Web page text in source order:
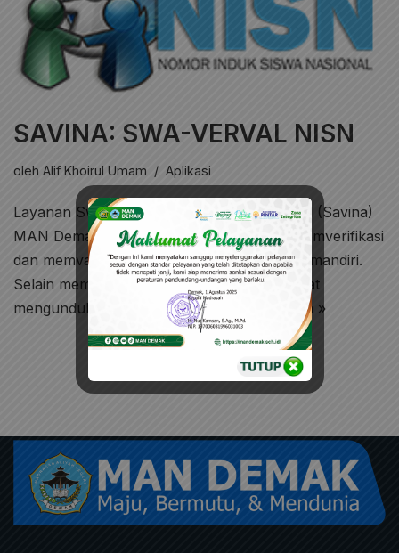
SAVINA: SWA-VERVAL NISN
oleh Alif Khoirul Umam Aplikasi
Layanan Swa-VerVal Nomor Induk Nasional (Savina)
MAN Demak bertujuan agar siswa dapat memverifikasi
dan memvalidasi data di PUSDATIN Secara mandiri.
Selain memverifikasi dan validasi, siswa dapat
mengunduh file kartu NISN…
Selengkapnya »